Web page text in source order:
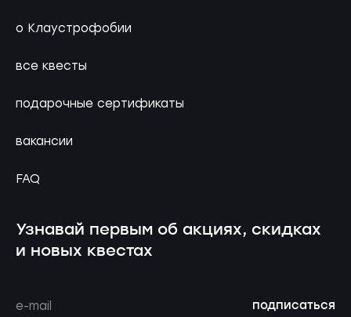
о Клаустрофобии
все квесты
подарочные сертификаты
вакансии
FAQ
Узнавай первым об акциях, скидках
и новых квестах
подписаться